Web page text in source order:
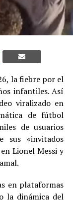
la fiebre por el
infantiles. Así
viralizado en
de fútbol
de usuarios
sus «invitados
Lionel Messi y
en plataformas
la dinámica del